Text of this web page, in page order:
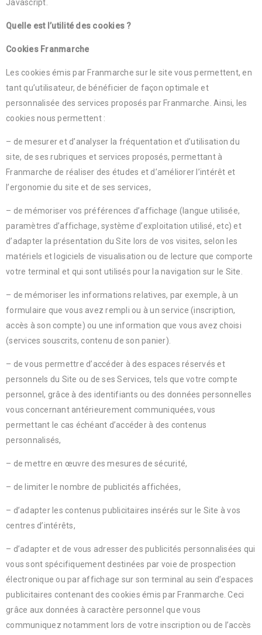
Javascript.
Quelle est l’utilité des cookies ?
Cookies Franmarche
Les cookies émis par Franmarche sur le site vous permettent, en
tant qu’utilisateur, de bénéficier de façon optimale et
personnalisée des services proposés par Franmarche. Ainsi, les
cookies nous permettent :
– de mesurer et d’analyser la fréquentation et d’utilisation du
site, de ses rubriques et services proposés, permettant à
Franmarche de réaliser des études et d’améliorer l’intérêt et
l’ergonomie du site et de ses services,
– de mémoriser vos préférences d’affichage (langue utilisée,
paramètres d’affichage, système d’exploitation utilisé, etc) et
d’adapter la présentation du Site lors de vos visites, selon les
matériels et logiciels de visualisation ou de lecture que comporte
votre terminal et qui sont utilisés pour la navigation sur le Site.
– de mémoriser les informations relatives, par exemple, à un
formulaire que vous avez rempli ou à un service (inscription,
accès à son compte) ou une information que vous avez choisi
(services souscrits, contenu de son panier).
– de vous permettre d’accéder à des espaces réservés et
personnels du Site ou de ses Services, tels que votre compte
personnel, grâce à des identifiants ou des données personnelles
vous concernant antérieurement communiquées, vous
permettant le cas échéant d’accéder à des contenus
personnalisés,
– de mettre en œuvre des mesures de sécurité,
– de limiter le nombre de publicités affichées,
– d’adapter les contenus publicitaires insérés sur le Site à vos
centres d’intérêts,
– d’adapter et de vous adresser des publicités personnalisées qui
vous sont spécifiquement destinées par voie de prospection
électronique ou par affichage sur son terminal au sein d’espaces
publicitaires contenant des cookies émis par Franmarche. Ceci
grâce aux données à caractère personnel que vous
communiquez notamment lors de votre inscription ou de l’accès